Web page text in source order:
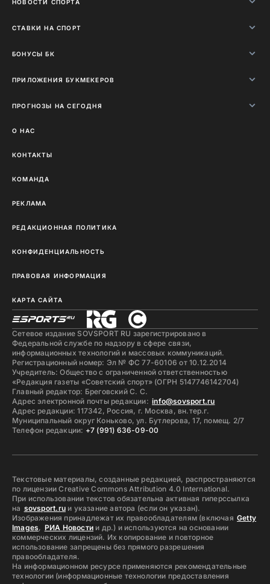
НОВОСТИ СПОРТА
СТАВКИ НА СПОРТ
БОНУСЫ БК
ПРИЛОЖЕНИЯ БУКМЕКЕРОВ
ПРОГНОЗЫ НА СЕГОДНЯ
О НАС
КОНТАКТЫ
КОМАНДА
РЕКЛАМА
РЕДАКЦИОННАЯ ПОЛИТИКА
КОНФИДЕНЦИАЛЬНОСТЬ
ПРАВОВАЯ ИНФОРМАЦИЯ
КАРТА САЙТА
Сетевое издание SOVSPORT RU зарегистрировано в
Федеральной службе по надзору в сфере связи,
информационных технологий и массовых коммуникаций.
Регистрационный номер: Эл № ФС 77-60106 от 10.12.2014
Учредитель: Общество с ограниченной ответственностью
«Редакция газеты «Советский спорт» (ОГРН 5147746142704)
Главный редактор: Бреговский С. С.
Адрес электронной почты редакции: info@sovsport.ru
Адрес редакции: 117342, Россия, г. Москва, вн.тер.г.
Муниципальный округ Коньково, ул. Бутлерова, 17, помещ. 2/7
Телефон редакции: +7 (991) 636-09-00
Текстовые материалы, созданные редакцией, распространяются
по лицензии Creative Commons Attribution 4.0 International.
При использовании текстов обязательна активная гиперссылка
на sovsport.ruи указание автора (если он указан).
Изображения принадлежат их правообладателям (включая Getty
Images, РИА Новости и др.) и используются на основании
коммерческих лицензий. Их копирование и повторное
использование запрещены без прямого разрешения
правообладателя.
На информационном ресурсе применяются рекомендательные
технологии (информационные технологии предоставления